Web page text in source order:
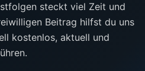
steckt viel Zeit und
Beitrag hilfst du uns
kostenlos, aktuell und